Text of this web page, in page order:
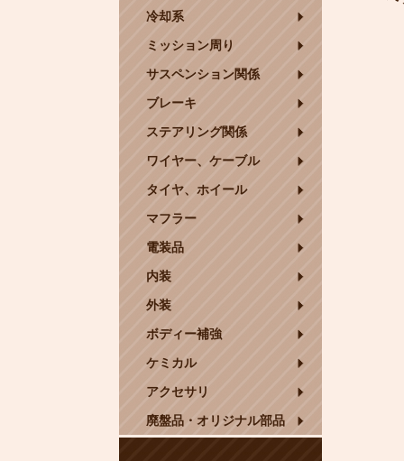
冷却系
ミッション周り
サスペンション関係
ブレーキ
ステアリング関係
ワイヤー、ケーブル
タイヤ、ホイール
マフラー
電装品
内装
外装
ボディー補強
ケミカル
アクセサリ
廃盤品・オリジナル部品